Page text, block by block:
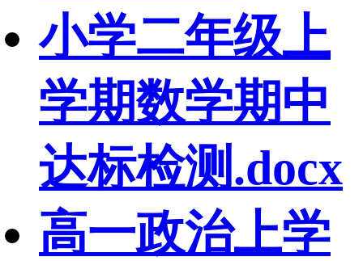
小学二年级上
学期数学期中
达标检测.docx
高一政治上学